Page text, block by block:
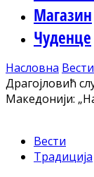
Магазин
Чуденце
Насловна Вести
Драгојловић
Македонији:
Вести
Традиција